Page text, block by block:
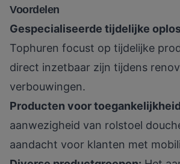
Voordelen
Gespecialiseerde tijdelijke
Tophuren focust op tijdelijke
direct inzetbaar zijn tijdens
verbouwingen.
Producten voor
aanwezigheid van rolstoel
aandacht voor klanten met